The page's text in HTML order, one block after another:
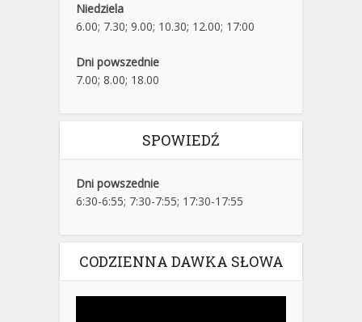
Niedziela
6.00; 7.30; 9.00; 10.30; 12.00; 17:00
Dni powszednie
7.00; 8.00; 18.00
SPOWIEDŹ
Dni powszednie
6:30-6:55; 7:30-7:55; 17:30-17:55
CODZIENNA DAWKA SŁOWA